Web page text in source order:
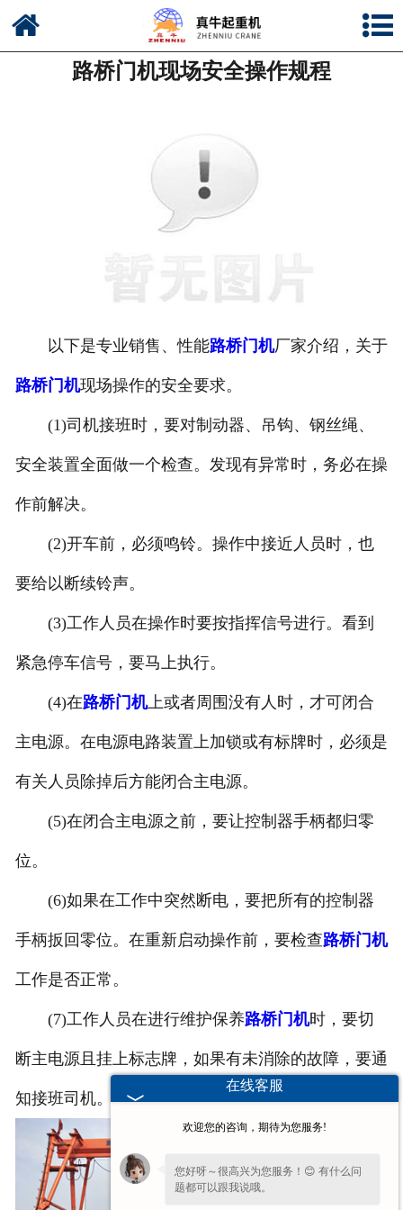
公司简介
联系我们
路桥门机现场安全操作规程
以下是专业销售、性能路桥门机厂家介绍，关于
路桥门机现场操作的安全要求。
(1)司机接班时，要对制动器、吊钩、钢丝绳、
安全装置全面做一个检查。发现有异常时，务必在操
作前解决。
(2)开车前，必须鸣铃。操作中接近人员时，也
要给以断续铃声。
(3)工作人员在操作时要按指挥信号进行。看到
紧急停车信号，要马上执行。
(4)在路桥门机上或者周围没有人时，才可闭合
主电源。在电源电路装置上加锁或有标牌时，必须是
有关人员除掉后方能闭合主电源。
(5)在闭合主电源之前，要让控制器手柄都归零
位。
(6)如果在工作中突然断电，要把所有的控制器
手柄扳回零位。在重新启动操作前，要检查路桥门机
工作是否正常。
(7)工作人员在进行维护保养路桥门机时，要切
断主电源且挂上标志牌，如果有未消除的故障，要通
知接班司机。
在线客服
题都可以跟我说哦。